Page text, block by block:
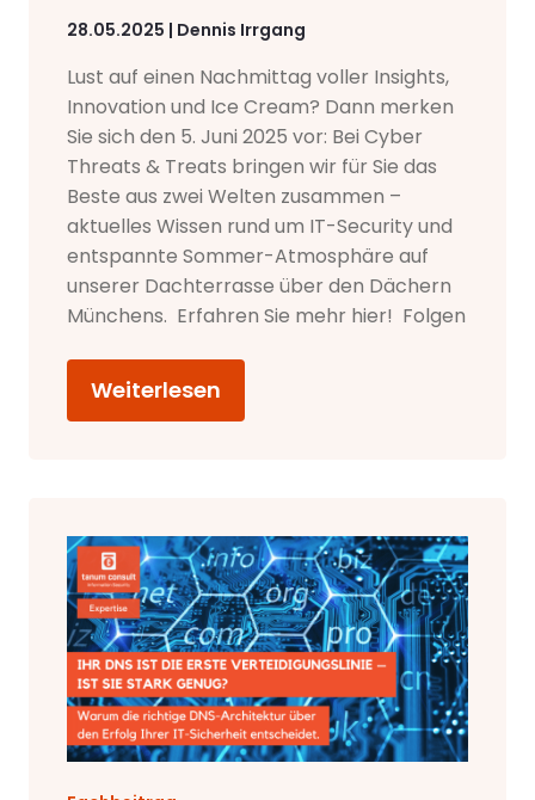
28.05.2025 | Dennis Irrgang
Lust auf einen Nachmittag voller Insights,
Innovation und Ice Cream? Dann merken
Sie sich den 5. Juni 2025 vor: Bei Cyber
Threats & Treats bringen wir für Sie das
Beste aus zwei Welten zusammen –
aktuelles Wissen rund um IT-Security und
entspannte Sommer-Atmosphäre auf
unserer Dachterrasse über den Dächern
Münchens. Erfahren Sie mehr hier! Folgen
Weiterlesen